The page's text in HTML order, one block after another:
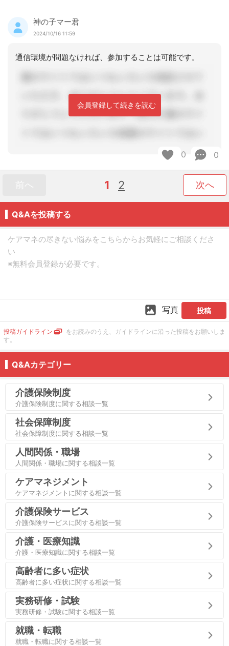
神の子マー君
2024/10/16 11:59
通信環境が問題なければ、参加することは可能です。
会員登録して続きを読む
0 0
前へ 1 2 次へ
Q&Aを投稿する
写真 投稿
投稿ガイドライン
をお読みのうえ、ガイドラインに沿った投稿をお願いしま
す。
Q&Aカテゴリー
介護保険制度
介護保険制度に関する相談一覧
社会保障制度
社会保障制度に関する相談一覧
人間関係・職場
人間関係・職場に関する相談一覧
ケアマネジメント
ケアマネジメントに関する相談一覧
介護保険サービス
介護保険サービスに関する相談一覧
介護・医療知識
介護・医療知識に関する相談一覧
高齢者に多い症状
高齢者に多い症状に関する相談一覧
実務研修・試験
実務研修・試験に関する相談一覧
就職・転職
就職・転職に関する相談一覧